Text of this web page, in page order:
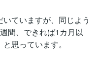
ていますが、同じよう
間、できれば1カ月以
思っています。